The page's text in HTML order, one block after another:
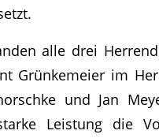
alle drei
Grünkemeier im
und Jan
Leistung die